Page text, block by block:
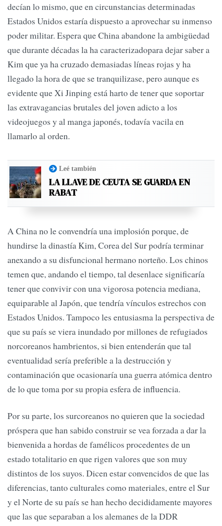
decían lo mismo, que en circunstancias determinadas
Estados Unidos estaría dispuesto a aprovechar su inmenso
poder militar. Espera que China abandone la ambigüedad
que durante décadas la ha caracterizadopara dejar saber a
Kim que ya ha cruzado demasiadas líneas rojas y ha
llegado la hora de que se tranquilizase, pero aunque es
evidente que Xi Jinping está harto de tener que soportar
las extravagancias brutales del joven adicto a los
videojuegos y al manga japonés, todavía vacila en
llamarlo al orden.
Leé también
LA LLAVE DE CEUTA SE GUARDA EN
RABAT
A China no le convendría una implosión porque, de
hundirse la dinastía Kim, Corea del Sur podría terminar
anexando a su disfuncional hermano norteño. Los chinos
temen que, andando el tiempo, tal desenlace significaría
tener que convivir con una vigorosa potencia mediana,
equiparable al Japón, que tendría vínculos estrechos con
Estados Unidos. Tampoco les entusiasma la perspectiva de
que su país se viera inundado por millones de refugiados
norcoreanos hambrientos, si bien entenderán que tal
eventualidad sería preferible a la destrucción y
contaminación que ocasionaría una guerra atómica dentro
de lo que toma por su propia esfera de influencia.
Por su parte, los surcoreanos no quieren que la sociedad
próspera que han sabido construir se vea forzada a dar la
bienvenida a hordas de famélicos procedentes de un
estado totalitario en que rigen valores que son muy
distintos de los suyos. Dicen estar convencidos de que las
diferencias, tanto culturales como materiales, entre el Sur
y el Norte de su país se han hecho decididamente mayores
que las que separaban a los alemanes de la DDR